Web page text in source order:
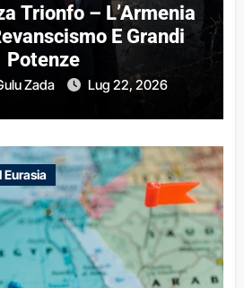
Trionfo – L’Armenia
E Grandi
Potenze
Zada Lug 22, 2026
Eurasia